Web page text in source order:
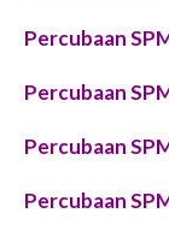
Percubaan
Percubaan
Percubaan
Percubaan